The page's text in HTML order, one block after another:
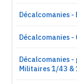
Décalcomanies -
Décalcomanies -
Décalcomanies
Militaires 1/43 &